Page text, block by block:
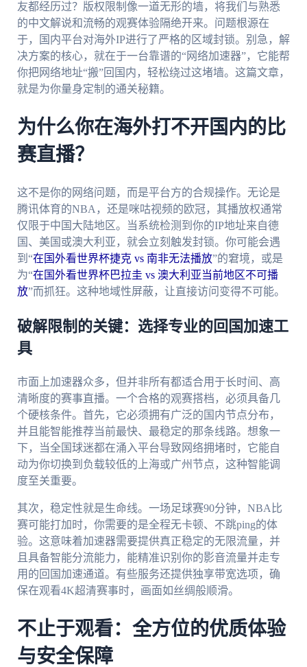
友都经历过？版权限制像一道无形的墙，将我们与熟悉
的中文解说和流畅的观赛体验隔绝开来。问题根源在
于，国内平台对海外IP进行了严格的区域封锁。别急，解
决方案的核心，就在于一台靠谱的“网络加速器”，它能帮
你把网络地址“搬”回国内，轻松绕过这堵墙。这篇文章，
就是为你量身定制的通关秘籍。
为什么你在海外打不开国内的比
赛直播？
这不是你的网络问题，而是平台方的合规操作。无论是
腾讯体育的NBA，还是咪咕视频的欧冠，其播放权通常
仅限于中国大陆地区。当系统检测到你的IP地址来自德
国、美国或澳大利亚，就会立刻触发封锁。你可能会遇
到“在国外看世界杯捷克 vs 南非无法播放”的窘境，或是
为“在国外看世界杯巴拉圭 vs 澳大利亚当前地区不可播
放”而抓狂。这种地域性屏蔽，让直接访问变得不可能。
破解限制的关键：选择专业的回国加速工
具
市面上加速器众多，但并非所有都适合用于长时间、高
清晰度的赛事直播。一个合格的观赛搭档，必须具备几
个硬核条件。首先，它必须拥有广泛的国内节点分布，
并且能智能推荐当前最快、最稳定的那条线路。想象一
下，当全国球迷都在涌入平台导致网络拥堵时，它能自
动为你切换到负载较低的上海或广州节点，这种智能调
度至关重要。
其次，稳定性就是生命线。一场足球赛90分钟，NBA比
赛可能打加时，你需要的是全程无卡顿、不跳ping的体
验。这意味着加速器需要提供真正稳定的无限流量，并
且具备智能分流能力，能精准识别你的影音流量并走专
用的回国加速通道。有些服务还提供独享带宽选项，确
保在观看4K超清赛事时，画面如丝绸般顺滑。
不止于观看：全方位的优质体验
与安全保障